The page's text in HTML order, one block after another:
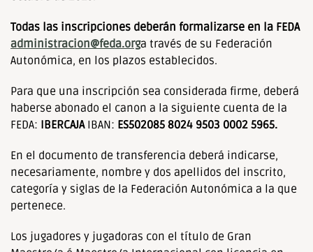
Todas las inscripciones deberán formalizarse en la FEDA
administracion@feda.orga través de su Federación
Autonómica, en los plazos establecidos.
Para que una inscripción sea considerada firme, deberá
haberse abonado el canon a la siguiente cuenta de la
FEDA: IBERCAJA IBAN: ES502085 8024 9503 0002 5965.
En el documento de transferencia deberá indicarse,
necesariamente, nombre y dos apellidos del inscrito,
categoría y siglas de la Federación Autonómica a la que
pertenece.
Los jugadores y jugadoras con el título de Gran